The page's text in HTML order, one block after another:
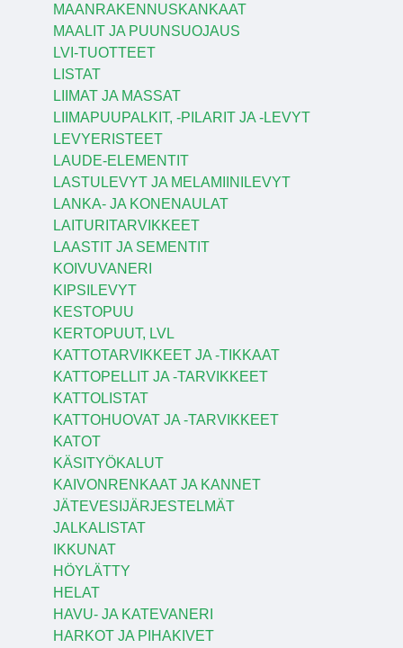
MAANRAKENNUSKANKAAT
MAALIT JA PUUNSUOJAUS
LVI-TUOTTEET
LISTAT
LIIMAT JA MASSAT
LIIMAPUUPALKIT, -PILARIT JA -LEVYT
LEVYERISTEET
LAUDE-ELEMENTIT
LASTULEVYT JA MELAMIINILEVYT
LANKA- JA KONENAULAT
LAITURITARVIKKEET
LAASTIT JA SEMENTIT
KOIVUVANERI
KIPSILEVYT
KESTOPUU
KERTOPUUT, LVL
KATTOTARVIKKEET JA -TIKKAAT
KATTOPELLIT JA -TARVIKKEET
KATTOLISTAT
KATTOHUOVAT JA -TARVIKKEET
KATOT
KÄSITYÖKALUT
KAIVONRENKAAT JA KANNET
JÄTEVESIJÄRJESTELMÄT
JALKALISTAT
IKKUNAT
HÖYLÄTTY
HELAT
HAVU- JA KATEVANERI
HARKOT JA PIHAKIVET